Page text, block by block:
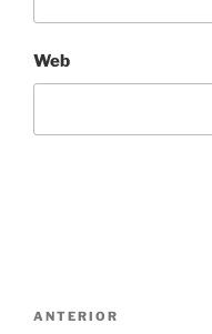
Web
Navegación
Entrada
ANTERIOR